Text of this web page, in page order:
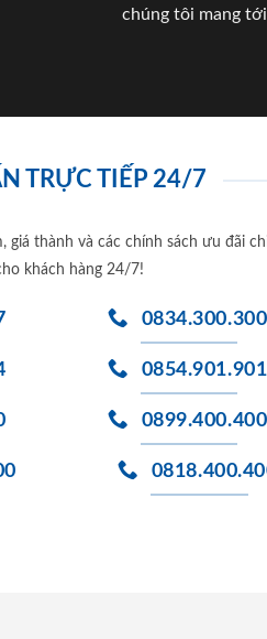
chúng tôi mang
TRỰC TIẾP 24/7
giá thành và các chính sách ưu đãi
khách hàng 24/7!
0834.300.300
0854.901.901
0899.400.400